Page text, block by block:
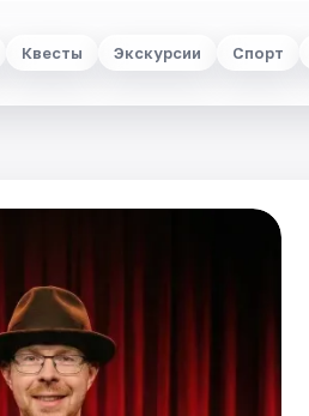
Квесты Экскурсии Спорт